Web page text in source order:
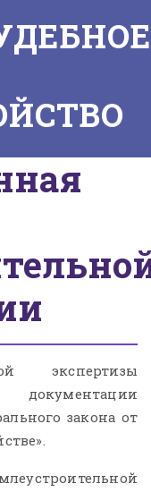
экспертизы
закона от